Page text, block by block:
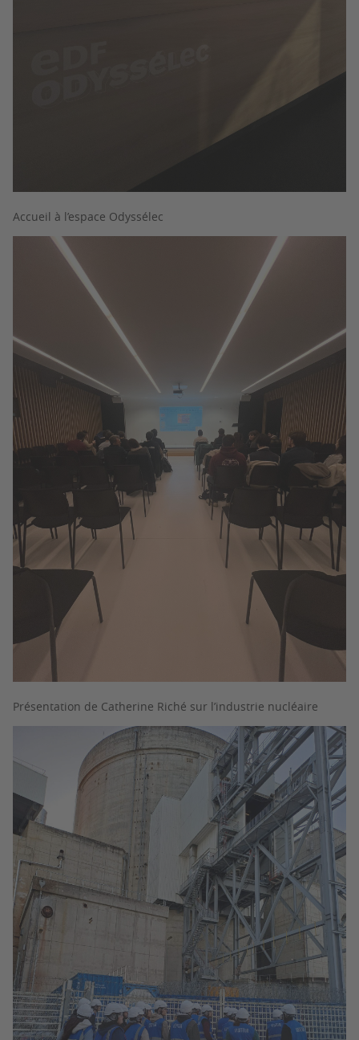
Accueil à l’espace Odyssélec
Présentation de Catherine Riché sur l’industrie nucléaire ​​​​​​​